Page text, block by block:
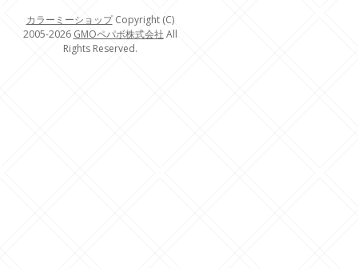
カラーミーショップCopyright (C)
2005-2026 GMOペパボ株式会社 All
Rights Reserved.